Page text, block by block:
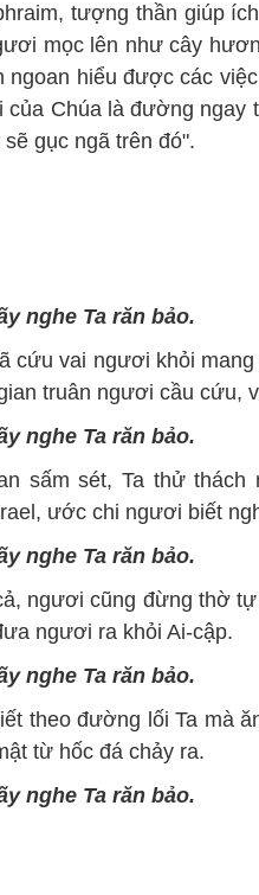
tượng thần giúp
mọc lên như cây
hiểu được các
Chúa là đường ngay
gục ngã trên đó".
nghe Ta răn bảo.
cứu vai ngươi khỏi
truân ngươi cầu cứu,
nghe Ta răn bảo.
sấm sét, Ta thử
ước chi ngươi biết
nghe Ta răn bảo.
ngươi cũng đừng thờ
ngươi ra khỏi Ai-cập.
nghe Ta răn bảo.
theo đường lối Ta mà
từ hốc đá chảy ra.
nghe Ta răn bảo.